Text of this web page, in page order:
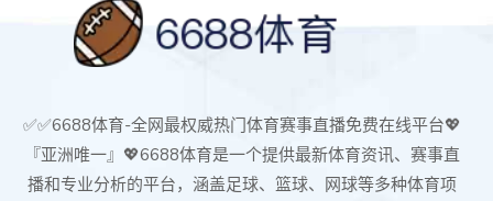
✅✅6688体育-全网最权威热门体育赛事直播免费在线平台💖
『亚洲唯一』💖6688体育是一个提供最新体育资讯、赛事直
播和专业分析的平台，涵盖足球、篮球、网球等多种体育项